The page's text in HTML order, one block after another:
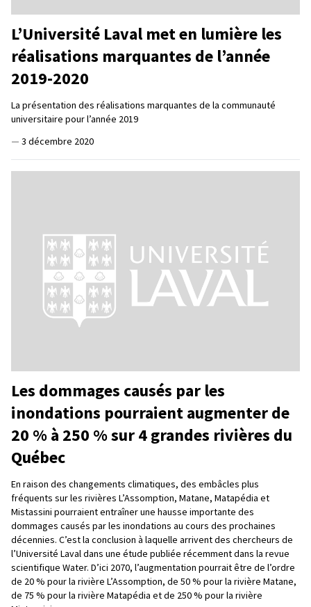
L’Université Laval met en lumière les
réalisations marquantes de l’année
2019-2020
La présentation des réalisations marquantes de la communauté
universitaire pour l’année 2019
— 3 décembre 2020
Les dommages causés par les
inondations pourraient augmenter de
20 % à 250 % sur 4 grandes rivières du
Québec
En raison des changements climatiques, des embâcles plus
fréquents sur les rivières L’Assomption, Matane, Matapédia et
Mistassini pourraient entraîner une hausse importante des
dommages causés par les inondations au cours des prochaines
décennies. C’est la conclusion à laquelle arrivent des chercheurs de
l’Université Laval dans une étude publiée récemment dans la revue
scientifique Water. D’ici 2070, l’augmentation pourrait être de l’ordre
de 20 % pour la rivière L’Assomption, de 50 % pour la rivière Matane,
de 75 % pour la rivière Matapédia et de 250 % pour la rivière